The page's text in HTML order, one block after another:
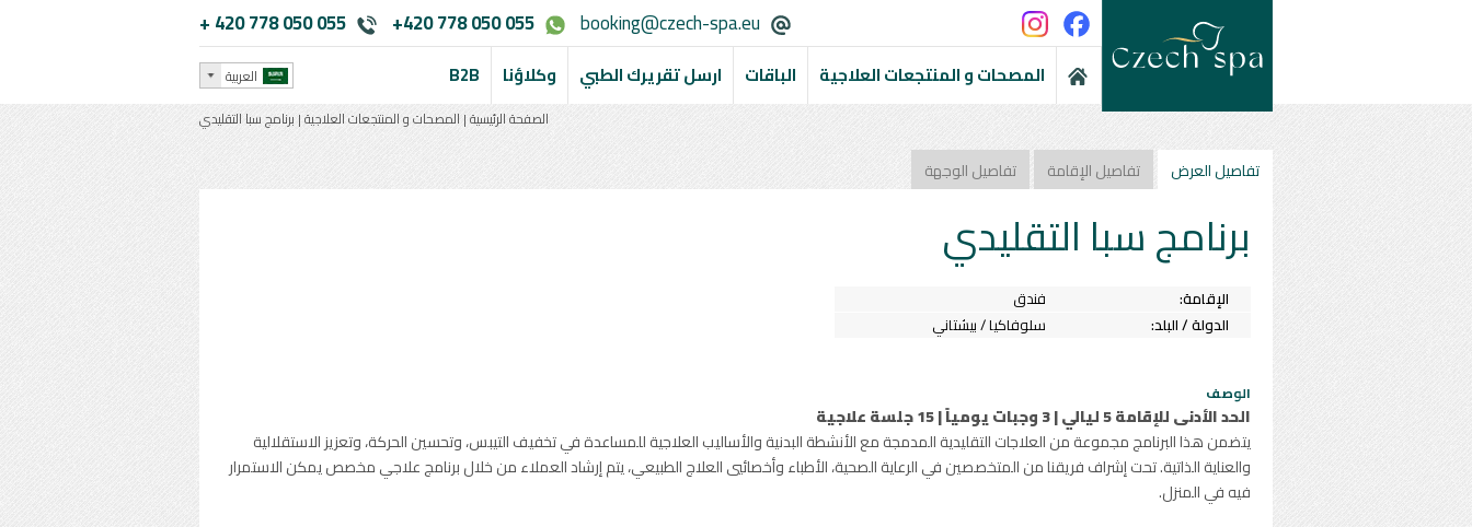
booking@czech-spa.eu
+420 778 050 055
+ 420 778 050 055
المصحات و المنتجعات العلاجية الباقات ارسل تقريرك الطبي وكلاؤنا B2B
العربية
الصفحة الرئيسية| المصحات و المنتجعات العلاجية| برنامج سبا التقليدي
تفاصيل العرض تفاصيل الإقامة تفاصيل الوجهة
برنامج سبا التقليدي
الإقامة:
فندق
الدولة / البلد:
سلوفاكيا / بيشتاني
الوصف
الحد الأدنى للإقامة 5 ليالي | 3 وجبات يومياً | 15 جلسة علاجية
يتضمن هذا البرنامج مجموعة من العلاجات التقليدية المدمجة مع الأنشطة البدنية والأساليب العلاجية للمساعدة في تخفيف التيبس، وتحسين الحركة، وتعزيز الاستقلالية
والعناية الذاتية. تحت إشراف فريقنا من المتخصصين في الرعاية الصحية، الأطباء وأخصائيي العلاج الطبيعي، يتم إرشاد العملاء من خلال برنامج علاجي مخصص يمكن الاستمرار
فيه في المنزل.